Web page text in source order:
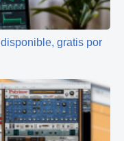
gratis por